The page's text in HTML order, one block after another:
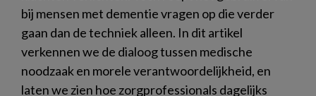
bij mensen met dementie vragen op die verder
gaan dan de techniek alleen. In dit artikel
verkennen we de dialoog tussen medische
noodzaak en morele verantwoordelijkheid, en
laten we zien hoe zorgprofessionals dagelijks